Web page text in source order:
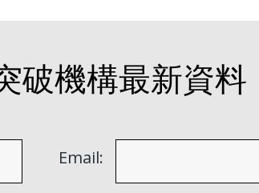
破機構最新資料
Email: